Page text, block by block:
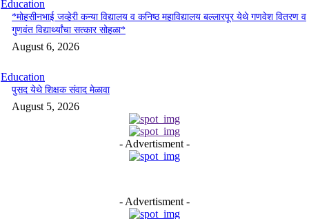
Education
*मोहसीनभाई जव्हेरी कन्या विद्यालय व कनिष्ठ महाविद्यालय बल्लारपूर येथे गणवेश वितरण व
गुणवंत विद्यार्थ्यांचा सत्कार सोहळा*
August 6, 2026
Education
पुसद येथे शिक्षक संवाद मेळावा
August 5, 2026
- Advertisment -
- Advertisment -